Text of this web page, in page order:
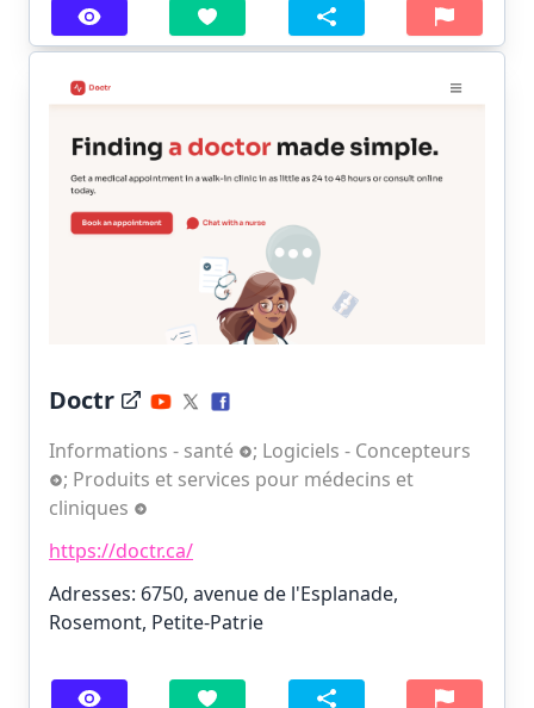
Doctr
Informations - santé ; Logiciels - Concepteurs
; Produits et services pour médecins et
cliniques
https://doctr.ca/
Adresses: 6750, avenue de l'Esplanade,
Rosemont, Petite-Patrie